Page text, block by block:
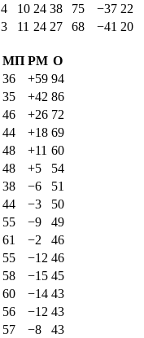
4 10 24 38 75 −37 22
3 11 24 27 68 −41 20
МП РМ О
36 +59 94
35 +42 86
46 +26 72
44 +18 69
48 +11 60
48 +5
54
38 −6
51
44 −3
50
55 −9
49
61 −2
46
55 −12 46
58 −15 45
60 −14 43
56 −12 43
57 −8 43